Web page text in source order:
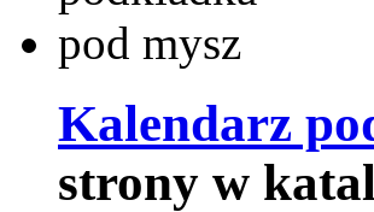
Kalendarz
strony w